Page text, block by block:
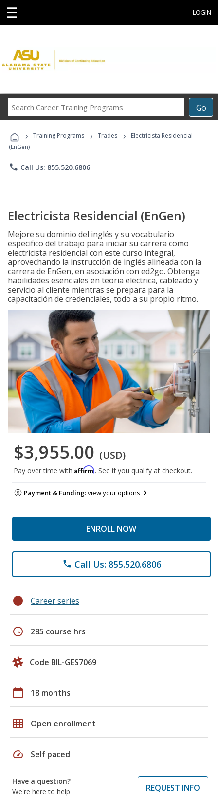
☰ LOGIN
Go
Career
Programs
› Training Programs › Trades ›
Electricista Residencial
(EnGen)
phone Call Us: 855.520.6806
Electricista Residencial (EnGen)
Mejore su dominio del inglés y su vocabulario
específico del trabajo para iniciar su carrera como
electricista residencial con este curso integral,
aprovechando la instrucción de inglés alineada con la
carrera de EnGen, en asociación con ed2go. Obtenga
habilidades esenciales en teoría eléctrica, cableado y
servicio al cliente mientras se prepara para la
capacitación de credenciales, todo a su propio ritmo.
$3,955.00 (USD)
Pay over time with Affirm. See if you qualify at checkout.
Payment & Funding:view your options
ENROLL NOW
phone Call Us: 855.520.6806
info Career series
schedule 285 course hrs
Code BIL-GES7069
calendar_today 18 months
grid_on Open enrollment
speed Self paced
Have a question?
We're here to help
REQUEST INFO